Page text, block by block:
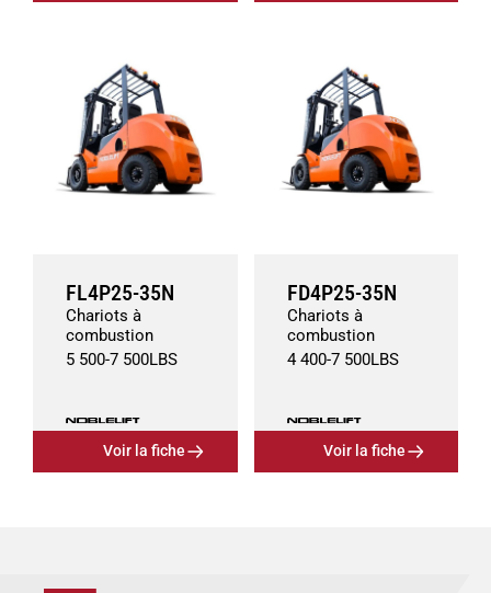
FL4P25-35N
Chariots à
combustion
5 500-7 500LBS
Voir la fiche
FD4P25-35N
Chariots à
combustion
4 400-7 500LBS
Voir la fiche